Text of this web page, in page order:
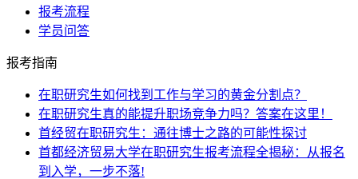
报考流程
学员问答
报考指南
在职研究生如何找到工作与学习的黄金分割点？
在职研究生真的能提升职场竞争力吗？答案在这里！
首经贸在职研究生：通往博士之路的可能性探讨
首都经济贸易大学在职研究生报考流程全揭秘：从报名
到入学，一步不落!